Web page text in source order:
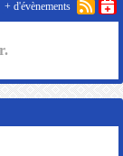
+ d'évènements